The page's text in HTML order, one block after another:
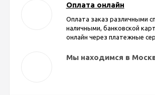
Оплата онлайн
Оплата заказ различными
наличными, банковской
онлайн через платежные
Мы находимся в